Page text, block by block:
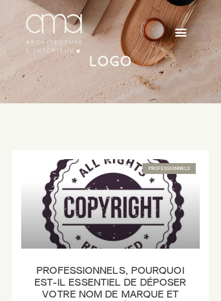
LOGO
PROFESSIONNELS
PROFESSIONNELS, POURQUOI
EST-IL ESSENTIEL DE DÉPOSER
VOTRE NOM DE MARQUE ET